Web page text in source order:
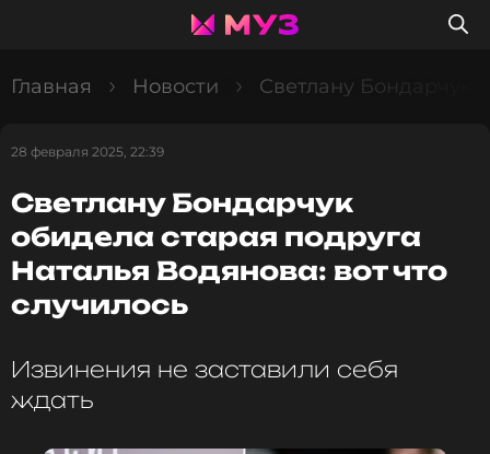
Главная Новости Светлану Бондарчук
28 февраля 2025, 22:39
Светлану Бондарчук
обидела старая подруга
Наталья Водянова: вот что
случилось
Извинения не заставили себя
ждать